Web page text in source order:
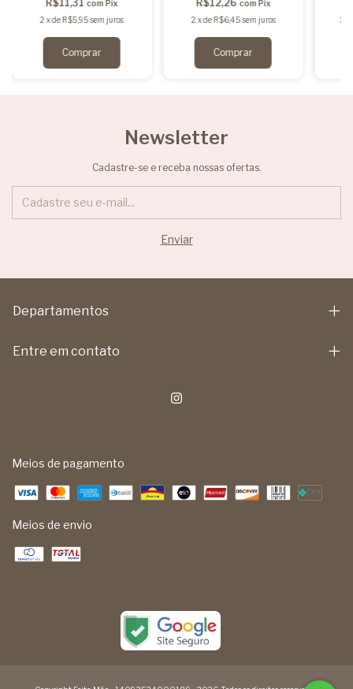
R$11,31 com Pix
2 xdeR$5,95 sem juros
R$12,26 com Pix
2 xdeR$6,45 sem juros 2
Newsletter
Cadastre-se e receba nossas ofertas.
Departamentos
Entre em contato
Meios de pagamento
Meios de envio